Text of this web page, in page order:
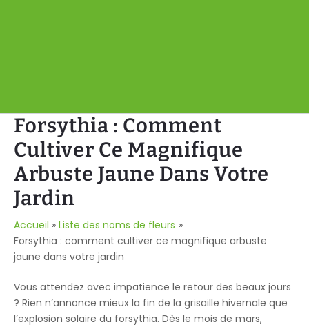
Forsythia : Comment
Cultiver Ce Magnifique
Arbuste Jaune Dans Votre
Jardin
Accueil
Liste des noms de fleurs
Forsythia : comment cultiver ce magnifique arbuste
jaune dans votre jardin
Vous attendez avec impatience le retour des beaux jours
? Rien n’annonce mieux la fin de la grisaille hivernale que
l’explosion solaire du forsythia. Dès le mois de mars,